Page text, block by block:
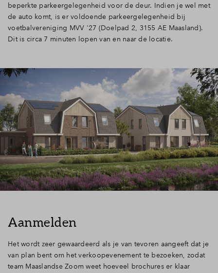
beperkte parkeergelegenheid voor de deur. Indien je wel met
de auto komt, is er voldoende parkeergelegenheid bij
voetbalvereniging MVV '27 (Doelpad 2, 3155 AE Maasland).
Dit is circa 7 minuten lopen van en naar de locatie.
Aanmelden
Het wordt zeer gewaardeerd als je van tevoren aangeeft dat je
van plan bent om het verkoopevenement te bezoeken, zodat
team Maaslandse Zoom weet hoeveel brochures er klaar